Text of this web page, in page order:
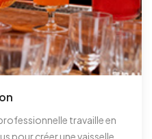
travaille en
pour créer une vaisselle